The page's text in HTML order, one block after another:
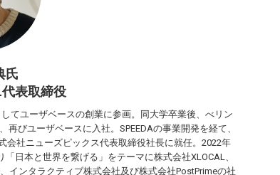
氏
表取締役
てユーザベースの創業に参画。同大学卒業後、べリン
びユーザベースに入社。SPEEDAの事業開発を経て、
会社ニューズピックス代表取締役社長に就任。2022年
日本と世界を繋げる」をテーマに株式会社XLOCAL、
インタラクティブ株式会社及び株式会社PostPrimeの社